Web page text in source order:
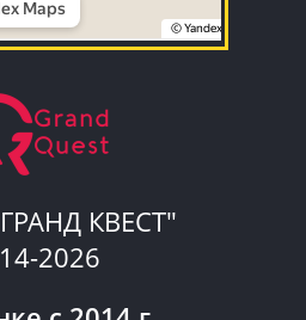
КВЕСТ"
2026